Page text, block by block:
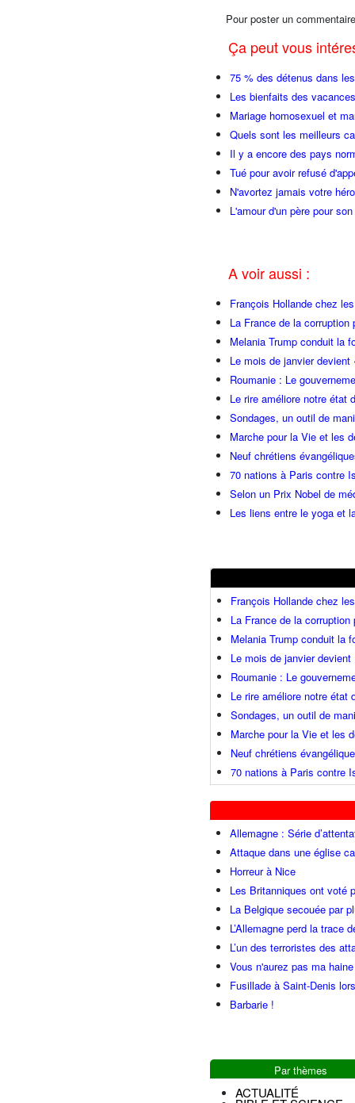
Pour poster un
Ça peut vous
75 % des détenus dans
Les bienfaits des
Mariage homosexuel et
Quels sont les meilleurs
Il y a encore des pays
Tué pour avoir refusé
N'avortez jamais votre
L'amour d'un père pour
A voir aussi :
François Hollande chez
La France de la
Melania Trump conduit la
Le mois de janvier
Roumanie : Le
Le rire améliore notre état
Sondages, un outil de
Marche pour la Vie et les
Neuf chrétiens
70 nations à Paris contre
Selon un Prix Nobel de
Les liens entre le yoga et
François Hollande chez
La France de la
Melania Trump conduit la
Le mois de janvier
Roumanie : Le
Le rire améliore notre état
Sondages, un outil de
Marche pour la Vie et les
Neuf chrétiens
70 nations à Paris contre
Allemagne : Série
Attaque dans une église
Horreur à Nice
Les Britanniques ont voté
La Belgique secouée par
L’Allemagne perd la trace
L’un des terroristes des
Vous n'aurez pas ma haine
Fusillade à Saint-Denis
Barbarie !
Par thèmes
ACTUALITÉ